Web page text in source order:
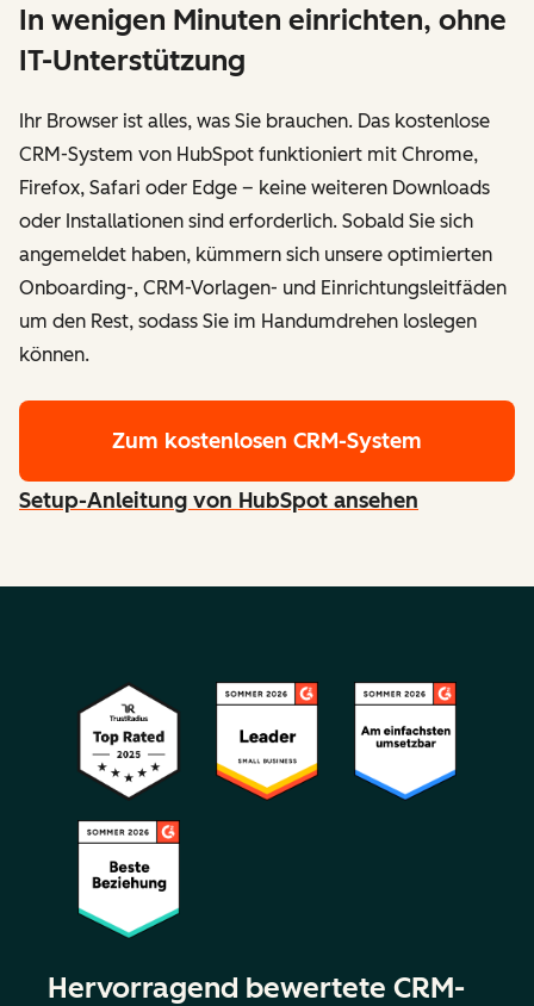
In wenigen Minuten einrichten, ohne
IT-Unterstützung
Ihr Browser ist alles, was Sie brauchen. Das kostenlose
CRM-System von HubSpot funktioniert mit Chrome,
Firefox, Safari oder Edge – keine weiteren Downloads
oder Installationen sind erforderlich. Sobald Sie sich
angemeldet haben, kümmern sich unsere optimierten
Onboarding-, CRM-Vorlagen- und Einrichtungsleitfäden
um den Rest, sodass Sie im Handumdrehen loslegen
können.
Zum kostenlosen CRM-System
Setup-Anleitung von HubSpot ansehen
Hervorragend bewertete CRM-